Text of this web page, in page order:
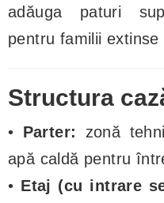
adăuga paturi
pentru familii
Structura
• Parter:
zonă
apă caldă pentru
• Etaj (cu intrare